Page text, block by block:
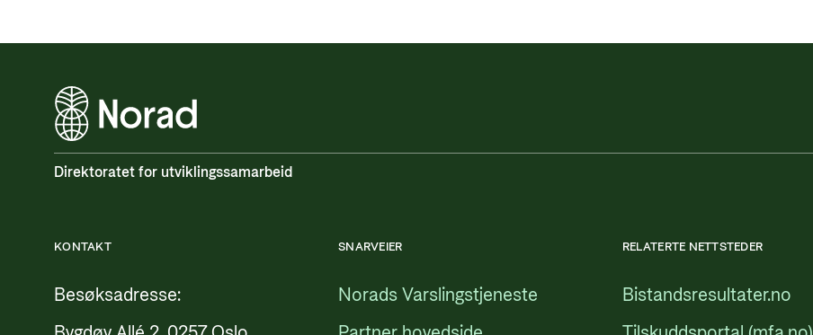
Direktoratet for utviklingssamarbeid
KONTAKT
Besøksadresse:
SNARVEIER
Norads Varslingstjeneste
RELATERTE NETTSTEDER
Bistandsresultater.no